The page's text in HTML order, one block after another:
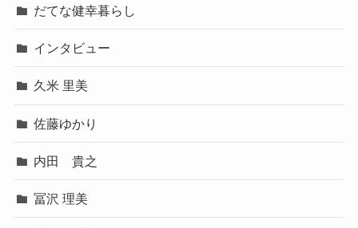
だてな健幸暮らし
インタビュー
久米 里美
佐藤ゆかり
内田 貴之
冨沢 理美